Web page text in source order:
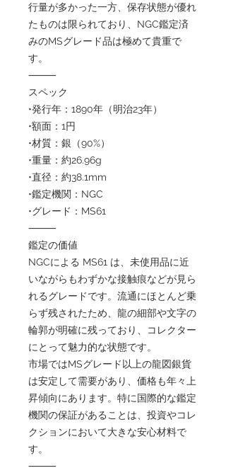
行量が多かった一方、保存状態が優れ
たものは限られており、NGC鑑定済
みのMSグレード品は極めて貴重で
す。
⸻
スペック
•発行年：1890年（明治23年）
•額面：1円
•材質：銀（90%）
•重量：約26.96g
•直径：約38.1mm
•鑑定機関：NGC
•グレード：MS61
⸻
鑑定の価値
NGCによる MS61 は、未使用品に近
いながらもわずかな接触痕などが見ら
れるグレードです。流通にほとんど乗
らず残されたため、龍の細部や文字の
輪郭が明確に残っており、コレクター
にとって魅力的な状態です。
市場ではMSグレード以上の龍図銀貨
は安定して需要があり、価格も年々上
昇傾向にあります。特に国際的な鑑定
機関の保証があることは、投資やコレ
クションにおいて大きな安心材料で
す。
⸻